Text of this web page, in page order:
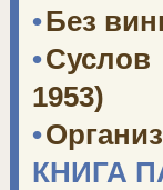
•Без
•
1953)
•
КНИГА